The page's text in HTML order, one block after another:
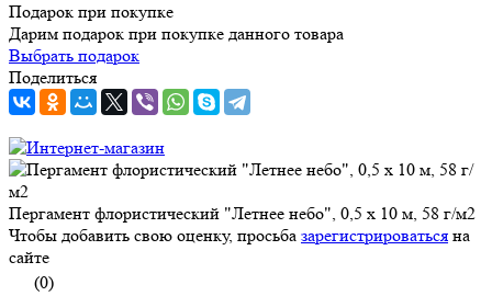
Подарок при покупке
Дарим подарок при покупке данного товара
Выбрать подарок
Поделиться
Пергамент флористический "Летнее небо", 0,5 х 10 м, 58 г/м2
Чтобы добавить свою оценку, просьба зарегистрироваться на
сайте
(0)